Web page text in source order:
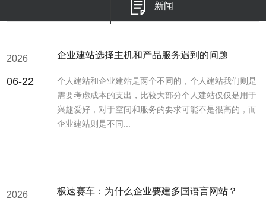
新闻
2026
06-22
企业建站选择主机和产品服务遇到的问题
个人建站和企业建站是两个不同的，个人建站我们则是
需要考虑成本的支出，比较大部分个人建站仅仅是用于
兴趣爱好，对于空间和服务的要求可能不是很高的，而
企业建站则是不同...
2026 极速赛车：为什么企业要建多国语言网站？